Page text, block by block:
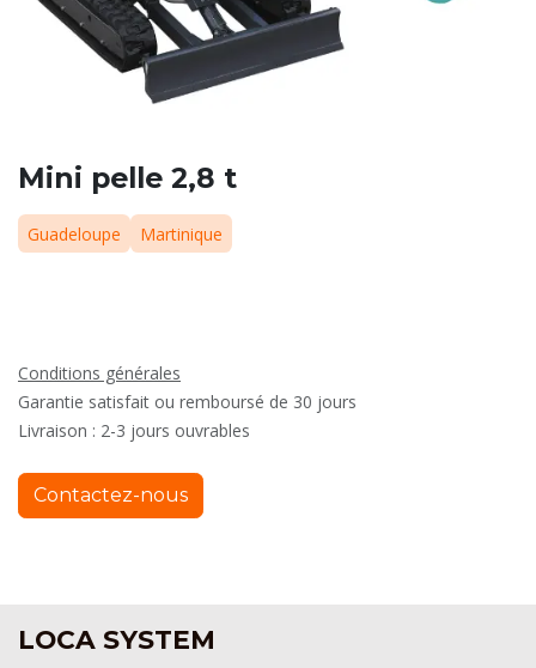
Mini pelle 2,8 t
Guadeloupe Martinique
Conditions générales
Garantie satisfait ou remboursé de 30 jours
Livraison : 2-3 jours ouvrables
Contactez-nous
LOCA SYSTEM